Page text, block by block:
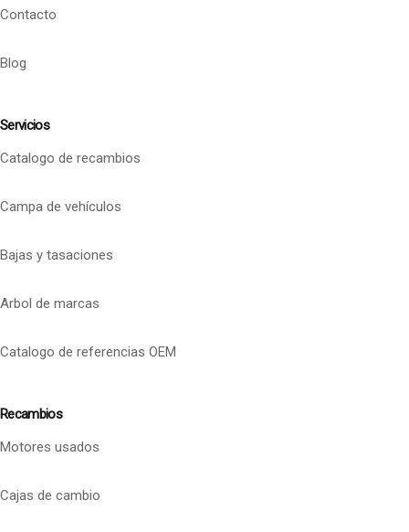
Contacto
Blog
Servicios
Catalogo de recambios
Campa de vehículos
Bajas y tasaciones
Arbol de marcas
Catalogo de referencias OEM
Recambios
Motores usados
Cajas de cambio